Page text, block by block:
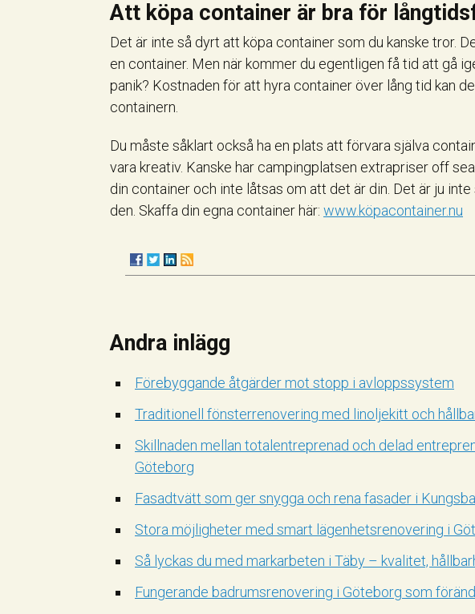
Att köpa container är bra för
Det är inte så dyrt att köpa container som du kanske tror.
en container. Men när kommer du egentligen få tid att gå
panik? Kostnaden för att hyra container över lång tid kan
containern.
Du måste såklart också ha en plats att förvara själva
vara kreativ. Kanske har campingplatsen extrapriser off
din container och inte låtsas om att det är din. Det är ju
den. Skaffa din egna container här: www.köpacontainer.nu
Andra inlägg
Förebyggande åtgärder mot stopp i avloppssystem
Traditionell fönsterrenovering med linoljekitt och
Skillnaden mellan totalentreprenad och delad
Göteborg
Fasadtvätt som ger snygga och rena fasader i
Stora möjligheter med smart lägenhetsrenovering i
Så lyckas du med markarbeten i Täby – kvalitet,
Fungerande badrumsrenovering i Göteborg som